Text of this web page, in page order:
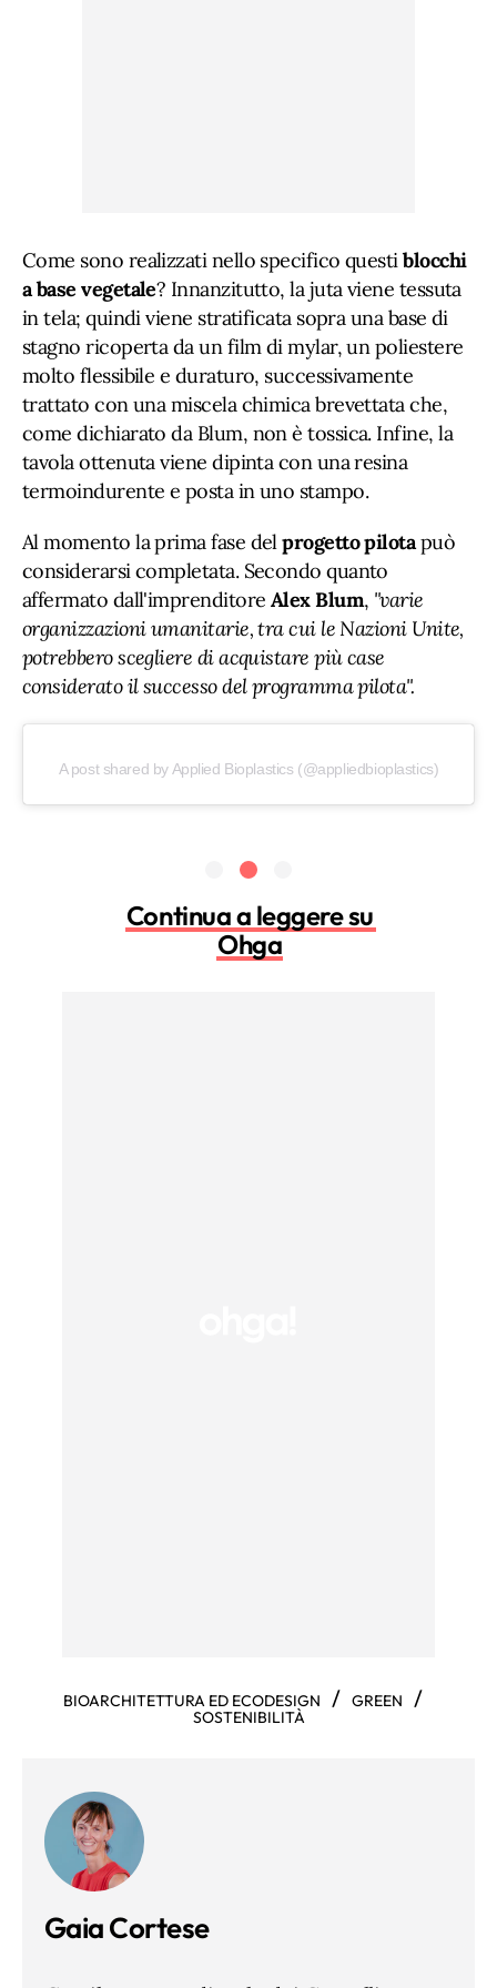
Come sono realizzati nello specifico questiblocchi
a base vegetale? Innanzitutto, la juta viene tessuta
in tela; quindi viene stratificata sopra una base di
stagno ricoperta da un film di mylar, un poliestere
molto flessibile e duraturo, successivamente
trattato con una miscela chimica brevettata che,
come dichiarato da Blum, non è tossica. Infine, la
tavola ottenuta viene dipinta con una resina
termoindurente e posta in uno stampo.
Al momento la prima fase delprogetto pilotapuò
considerarsi completata. Secondo quanto
affermato dall'imprenditore Alex Blum, "varie
organizzazioni umanitarie, tra cui le Nazioni Unite,
potrebbero scegliere di acquistare più case
considerato il successo del programma pilota".
A post shared by Applied Bioplastics (@appliedbioplastics)
Continua a leggere su
Ohga
BIOARCHITETTURA ED ECODESIGN / GREEN /
SOSTENIBILITÀ
Gaia Cortese